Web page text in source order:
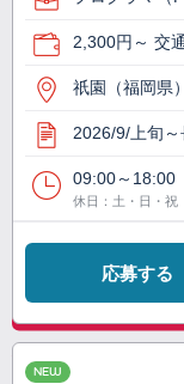
2,300円～ 交
祇園（福岡県
2026/9/上旬～
09:00～18:00
休日：土・日・祝
応募する
NEW